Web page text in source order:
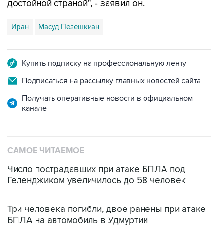
достойной страной", - заявил он.
Иран Масуд Пезешкиан
Купить подписку на профессиональную ленту
Подписаться на рассылку главных новостей сайта
Получать оперативные новости в официальном
канале
САМОЕ ЧИТАЕМОЕ
Число пострадавших при атаке БПЛА под
Геленджиком увеличилось до 58 человек
Три человека погибли, двое ранены при атаке
БПЛА на автомобиль в Удмуртии